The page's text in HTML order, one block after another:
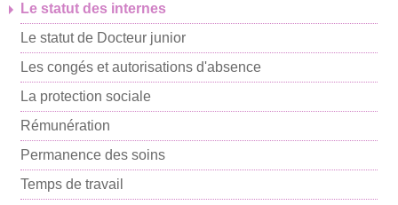
Le statut des internes
Le statut de Docteur junior
Les congés et autorisations d'absence
La protection sociale
Rémunération
Permanence des soins
Temps de travail